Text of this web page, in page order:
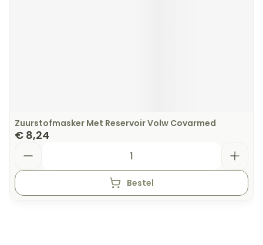
Zuurstofmasker Met Reservoir Volw Covarmed
€ 8,24
Bestel